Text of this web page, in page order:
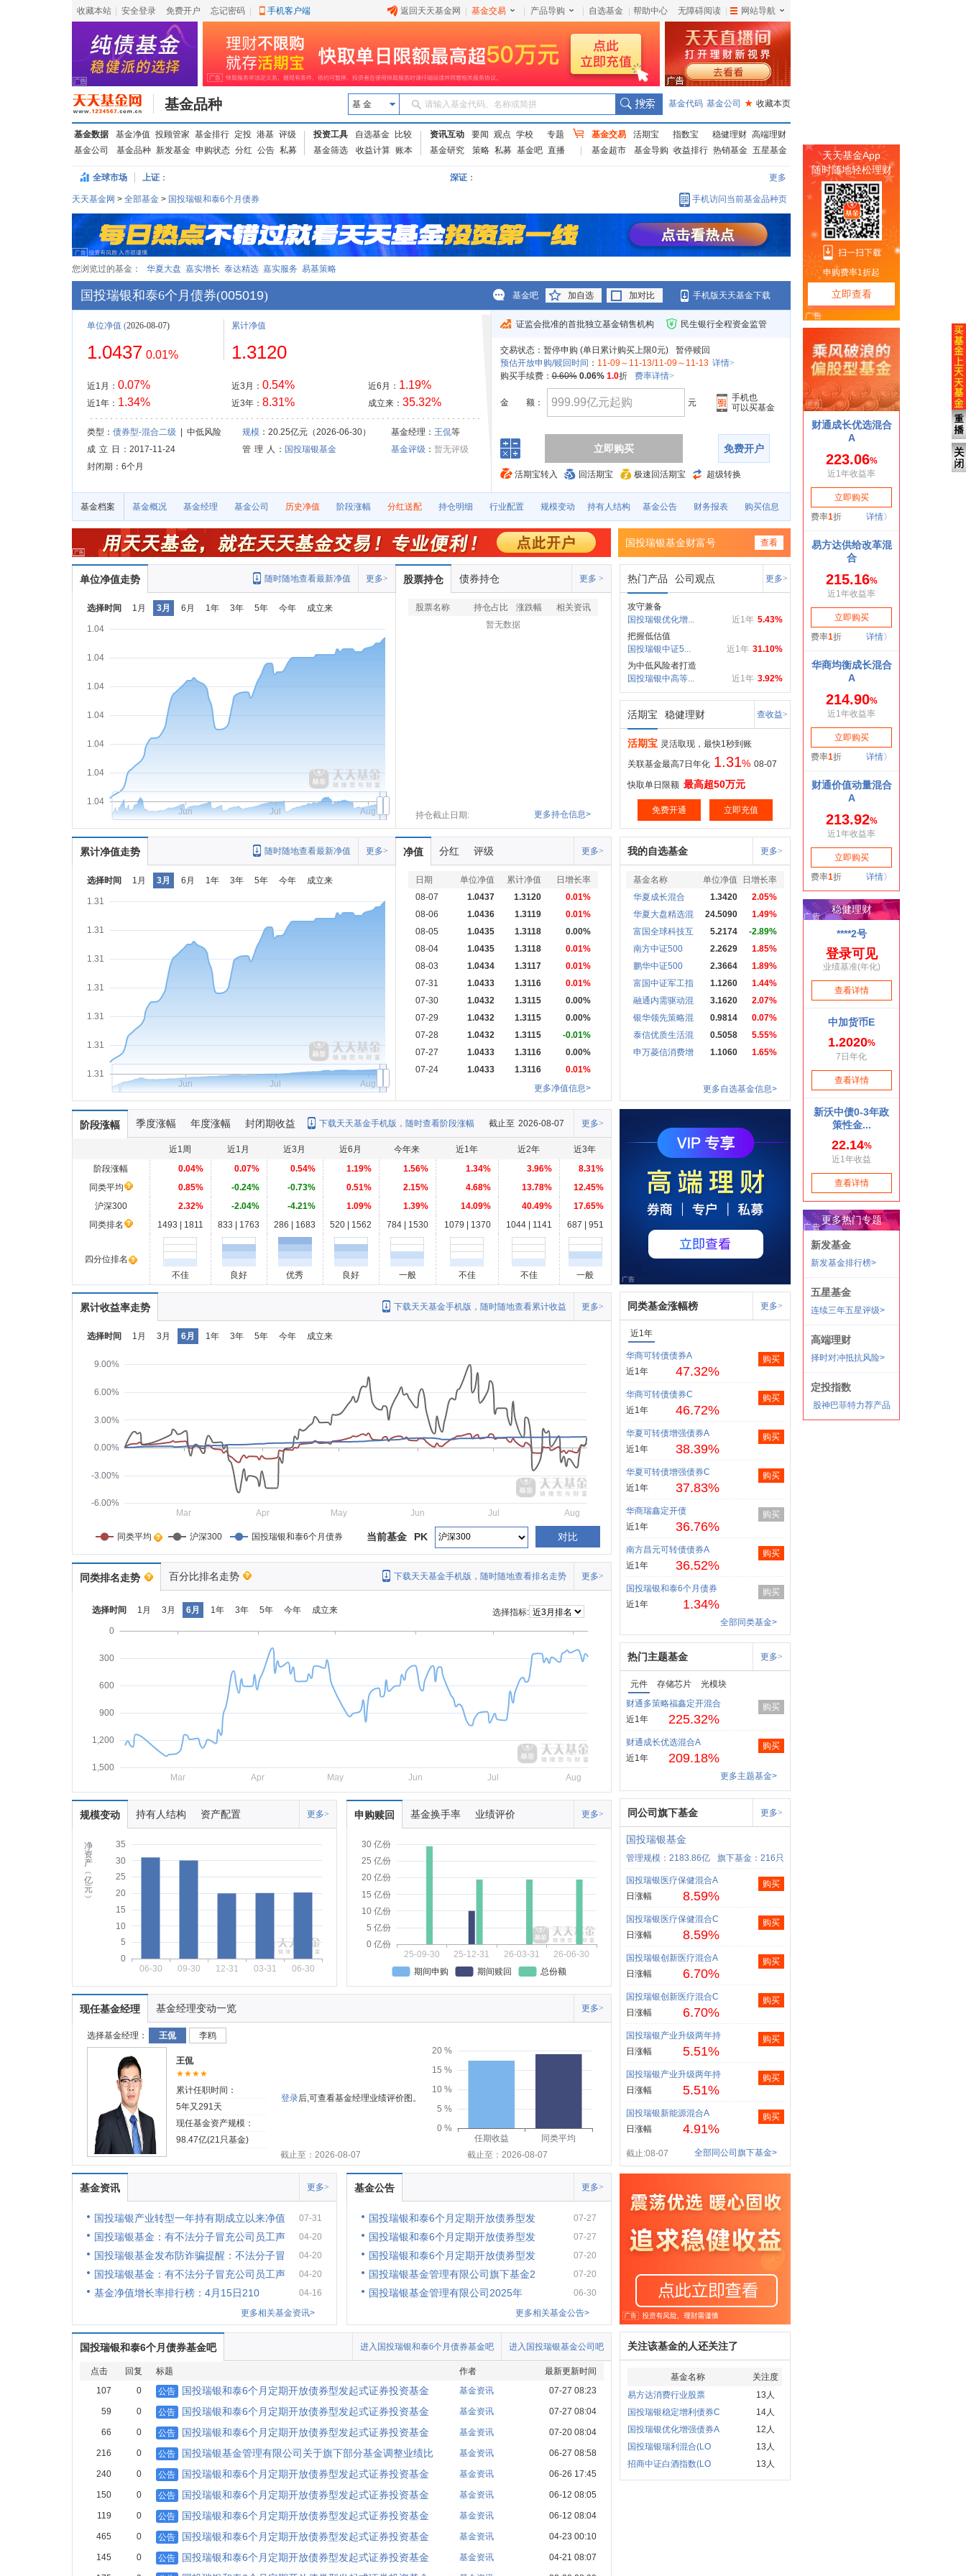
收藏本站 安全登录 免费开户 忘记密码 手机客户端 返回天天基金网 基金交易 产品导购 自选基金 帮助中心 无障碍阅读 网站导航
基金品种 基 金 请输入基金代码、名称或简拼 基金代码 基金公司 ★ 收藏本页
基金数据 基金净值 投顾管家 基金排行 定投 港基 评级
基金公司
基金品种 新发基金 申购状态 分红 公告 私募
投资工具 自选基金
比较
基金筛选
收益计算 账本
资讯互动 要闻 观点 学校
专题
基金研究
策略 私募 基金吧 直播
基金交易 活期宝 指数宝 稳健理财 高端理财
基金超市
基金导购 收益排行 热销基金 五星基金
全球市场 上证： 深证： 更多
天天基金网 > 全部基金 > 国投瑞银和泰6个月债券 手机访问当前基金品种页
您浏览过的基金： 华夏大盘 嘉实增长 泰达精选 嘉实服务 易基策略
国投瑞银和泰6个月债券(005019) 基金吧 加自选 加对比 手机版天天基金下载
单位净值 (2026-08-07)
1.0437 0.01%
近1月： 0.07%
近1年： 1.34%
累计净值
1.3120
近3月： 0.54%
近3年： 8.31%
近6月： 1.19%
成立来： 35.32%
类型： 债券型-混合二级 | 中低风险 规模：20.25亿元（2026-06-30） 基金经理： 王侃等
成 立 日
：2017-11-24 管 理 人 ： 国投瑞银基金 基金评级 ： 暂无评级
封闭期：6个月
证监会批准的首批独立基金销售机构 民生银行全程资金监管
交易状态： 暂停申购 (单日累计购买上限0元)
暂停赎回
预估开放申购/赎回时间 ： 11-09～11-13/11-09～11-13 详情>
购买手续费：0.60% 0.06% 1.0折 费率详情>
金 额： 元
手机也
可以买基金
立即购买 免费开户
活期宝转入 回活期宝 极速回活期宝 超级转换
基金档案 基金概况 基金经理 基金公司 历史净值 阶段涨幅 分红送配 持仓明细 行业配置 规模变动 持有人结构 基金公告 财务报表 购买信息
国投瑞银基金财富号 查看
单位净值走势 更多>
随时随地查看最新净值
选择时间 1月 3月 6月 1年 3年 5年 今年 成立来
1.04
1.04
1.04
1.04
1.04
1.04
1.04
Jun Jul Aug
股票持仓 债券持仓 更多 >
股票名称 持仓占比 涨跌幅
相关资讯
暂无数据
持仓截止日期: 更多持仓信息>
热门产品 公司观点 更多>
攻守兼备
5.43%
近1年
国投瑞银优化增...
把握低估值
31.10%
近1年
国投瑞银中证5...
为中低风险者打造
3.92%
近1年
国投瑞银中高等...
活期宝 稳健理财 查收益>
活期宝 灵活取现，最快1秒到账
关联基金最高7日年化 1.31% 08-07
快取单日限额 最高超50万元
免费开通 立即充值
累计净值走势 更多>
随时随地查看最新净值
选择时间 1月 3月 6月 1年 3年 5年 今年 成立来
1.31
1.31
1.31
1.31
1.31
1.31
1.31
Jun Jul Aug
净值 分红 评级 更多>
日期 单位净值 累计净值
日增长率
08-07
1.0437 1.3120
0.01%
08-06
1.0436 1.3119
0.01%
08-05
1.0435 1.3118
0.00%
08-04
1.0435 1.3118
0.01%
08-03
1.0434 1.3117
0.01%
07-31
1.0433 1.3116
0.01%
07-30
1.0432 1.3115
0.00%
07-29
1.0432 1.3115
0.00%
07-28
1.0432 1.3115
-0.01%
07-27
1.0433 1.3116
0.00%
07-24
1.0433 1.3116
0.01%
更多净值信息>
我的自选基金 更多>
基金名称 单位净值
日增长率
华夏成长混合
1.3420
2.05%
华夏大盘精选混
24.5090
1.49%
富国全球科技互
5.2174
-2.89%
南方中证500
2.2629
1.85%
鹏华中证500
2.3664
1.89%
富国中证军工指
1.1260
1.44%
融通内需驱动混
3.1620
2.07%
银华领先策略混
0.9814
0.07%
泰信优质生活混
0.5058
5.55%
申万菱信消费增
1.1060 1.65%
更多自选基金信息>
阶段涨幅 季度涨幅 年度涨幅 封闭期收益 更多>
截止至 2026-08-07
下载天天基金手机版，随时查看阶段涨幅
近1周 近1月 近3月 近6月 今年来 近1年 近2年
近3年
阶段涨幅
0.04% 0.07% 0.54% 1.19% 1.56% 1.34% 3.96%
8.31%
同类平均
0.85% -0.24% -0.73% 0.51% 2.15% 4.68% 13.78%
12.45%
沪深300
2.32% -2.04% -4.21% 1.09% 1.39% 14.09% 40.49%
17.65%
同类排名
1493 | 1811 833 | 1763 286 | 1683 520 | 1562 784 | 1530 1079 | 1370 1044 | 1141 687 | 951
四分位排名
不佳
良好 优秀 良好 一般 不佳 不佳 一般
累计收益率走势 更多>
下载天天基金手机版，随时随地查看累计收益
选择时间 1月 3月 6月 1年 3年 5年 今年 成立来
-6.00%
-3.00%
0.00%
3.00%
6.00%
9.00%
Mar Apr May Jun Jul Aug
同类平均 沪深300 国投瑞银和泰6个月债券 对比
PK
当前基金
同类排名走势 百分比排名走势 更多>
下载天天基金手机版，随时随地查看排名走势
选择时间 1月 3月 6月 1年 3年 5年 今年 成立来
选择指标:
0
300
600
900
1,200
1,500
Mar
Apr May Jun Jul Aug
规模变动 持有人结构 资产配置 更多>
净
资
产
︵
亿
元
︶
0
5
10
15
20
25
30
35
06-30 09-30 12-31 03-31 06-30
申购赎回 基金换手率 业绩评价 更多>
0 亿份
5 亿份
10 亿份
15 亿份
20 亿份
25 亿份
30 亿份
25-09-30 25-12-31 26-03-31
26-06-30
期间申购
期间赎回 总份额
现任基金经理 基金经理变动一览 更多>
选择基金经理： 王侃 李鸥
王侃
★★★★
累计任职时间：
5年又291天
现任基金资产规模：
98.47亿(21只基金)
登录后,可查看基金经理业绩评价图。
0 %
5 %
10 %
15 %
20 %
任期收益
同类平均
截止至：2026-08-07
截止至：2026-08-07
基金资讯 更多>
国投瑞银产业转型一年持有期成立以来净值 07-31
国投瑞银基金：有不法分子冒充公司员工声 04-20
国投瑞银基金发布防诈骗提醒：不法分子冒 04-20
国投瑞银基金：有不法分子冒充公司员工声 04-20
基金净值增长率排行榜：4月15日210
04-16
更多相关基金资讯>
基金公告 更多>
国投瑞银和泰6个月定期开放债券型发 07-27
国投瑞银和泰6个月定期开放债券型发 07-27
国投瑞银和泰6个月定期开放债券型发 07-20
国投瑞银基金管理有限公司旗下基金2 07-20
国投瑞银基金管理有限公司2025年
06-30
更多相关基金公告>
国投瑞银和泰6个月债券基金吧 进入国投瑞银基金公司吧
进入国投瑞银和泰6个月债券基金吧
点击 回复 标题 作者
最新更新时间
107
0 公告 国投瑞银和泰6个月定期开放债券型发起式证券投资基金 基金资讯 07-27 08:23
59 0 公告 国投瑞银和泰6个月定期开放债券型发起式证券投资基金 基金资讯 07-27 08:04
66 0 公告 国投瑞银和泰6个月定期开放债券型发起式证券投资基金 基金资讯 07-20 08:04
216 0 公告 国投瑞银基金管理有限公司关于旗下部分基金调整业绩比 基金资讯 06-27 08:58
240 0 公告 国投瑞银和泰6个月定期开放债券型发起式证券投资基金 基金资讯 06-26 17:45
150 0 公告 国投瑞银和泰6个月定期开放债券型发起式证券投资基金 基金资讯 06-12 08:05
119 0 公告 国投瑞银和泰6个月定期开放债券型发起式证券投资基金 基金资讯 06-12 08:04
465 0 公告 国投瑞银和泰6个月定期开放债券型发起式证券投资基金 基金资讯 04-23 00:10
145 0 公告 国投瑞银和泰6个月定期开放债券型发起式证券投资基金 基金资讯 04-21 08:07
同类基金涨幅榜 更多>
近1年
华商可转债债券A
近1年
47.32%
购买
华商可转债债券C
近1年
46.72%
购买
华夏可转债增强债券A
近1年
38.39%
购买
华夏可转债增强债券C
近1年
37.83%
购买
华商瑞鑫定开债
近1年
36.76%
购买
南方昌元可转债债券A
近1年
36.52%
购买
国投瑞银和泰6个月债券
近1年
1.34%
购买
全部同类基金>
热门主题基金 更多>
元件 存储芯片
光模块
财通多策略福鑫定开混合
近1年
225.32%
购买
财通成长优选混合A
近1年
209.18%
购买
更多主题基金>
同公司旗下基金 更多>
国投瑞银基金
管理规模：2183.86亿 旗下基金：216只
国投瑞银医疗保健混合A
日涨幅
8.59%
购买
国投瑞银医疗保健混合C
日涨幅
8.59%
购买
国投瑞银创新医疗混合A
日涨幅
6.70%
购买
国投瑞银创新医疗混合C
日涨幅
6.70%
购买
国投瑞银产业升级两年持
日涨幅
5.51%
购买
国投瑞银产业升级两年持
日涨幅
5.51%
购买
国投瑞银新能源混合A
日涨幅
4.91%
购买
截止:08-07 全部同公司旗下基金>
关注该基金的人还关注了
基金名称
关注度
易方达消费行业股票
13人
国投瑞银稳定增利债券C
14人
国投瑞银优化增强债券A
12人
国投瑞银瑞利混合(LO
13人
招商中证白酒指数(LO
13人